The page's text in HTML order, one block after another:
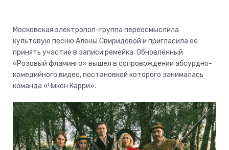
Московская электропоп-группа переосмыслила
культовую песню Алёны Свиридовой и пригласила её
принять участие в записи ремейка. Обновлённый
«Розовый фламинго» вышел в сопровождении абсурдно-
комедийного видео, постановкой которого занималась
команда «Чикен Карри».